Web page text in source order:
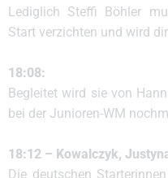
Lediglich Steffi Böhler
Start verzichten und wird
18:08:
Begleitet wird sie von
bei der Junioren-WM
18:12 – Kowalczyk,
Die deutschen